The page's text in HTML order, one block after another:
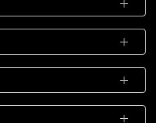
come tutti i tumori
classificato
della Sanità
gradi in base a
di sviluppo:
di I o II grado, i
gradualmente (anche
perché la massa
non sono note le